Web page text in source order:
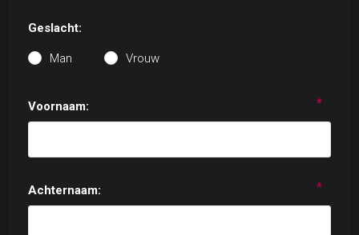
Geslacht:
Man Vrouw
Voornaam: *
Achternaam: *